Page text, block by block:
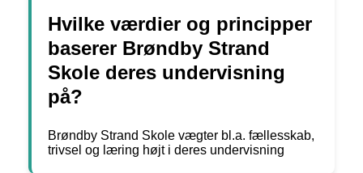
Hvilke værdier og principper
baserer Brøndby Strand
Skole deres undervisning
på?
Brøndby Strand Skole vægter bl.a. fællesskab,
trivsel og læring højt i deres undervisning